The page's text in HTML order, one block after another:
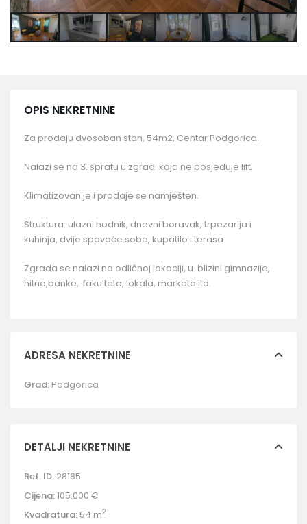
OPIS NEKRETNINE
Za prodaju dvosoban stan, 54m2, Centar Podgorica.
Nalazi se na 3. spratu u zgradi koja ne posjeduje lift.
Klimatizovan je i prodaje se namješten.
Struktura: ulazni hodnik, dnevni boravak, trpezarija i
kuhinja, dvije spavaće sobe, kupatilo i terasa.
Zgrada se nalazi na odličnoj lokaciji, u blizini gimnazije,
hitne,banke, fakulteta, lokala, marketa itd.
ADRESA NEKRETNINE
Grad: Podgorica
DETALJI NEKRETNINE
Ref. ID: 28185
Cijena:105.000 €
Kvadratura: 54 m2